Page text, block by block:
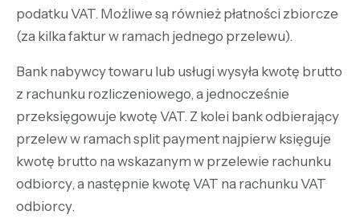
podatku VAT. Możliwe są również płatności zbiorcze
(za kilka faktur w ramach jednego przelewu).
Bank nabywcy towaru lub usługi wysyła kwotę brutto
z rachunku rozliczeniowego, a jednocześnie
przeksięgowuje kwotę VAT. Z kolei bank odbierający
przelew w ramach split payment najpierw księguje
kwotę brutto na wskazanym w przelewie rachunku
odbiorcy, a następnie kwotę VAT na rachunku VAT
odbiorcy.